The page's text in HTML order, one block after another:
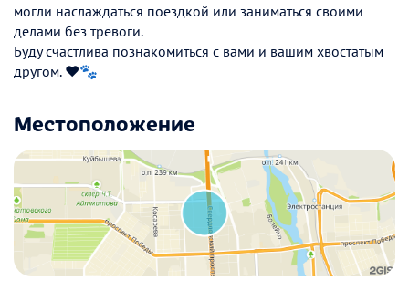
могли наслаждаться поездкой или заниматься своими
делами без тревоги.
Буду счастлива познакомиться с вами и вашим хвостатым
другом. ❤️🐾
Местоположение